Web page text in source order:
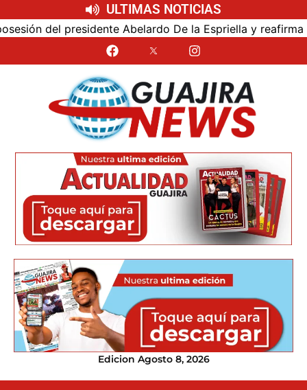
ULTIMAS NOTICIAS
presidente Abelardo De la Espriella y reafirma su
Edicion Agosto 8, 2026